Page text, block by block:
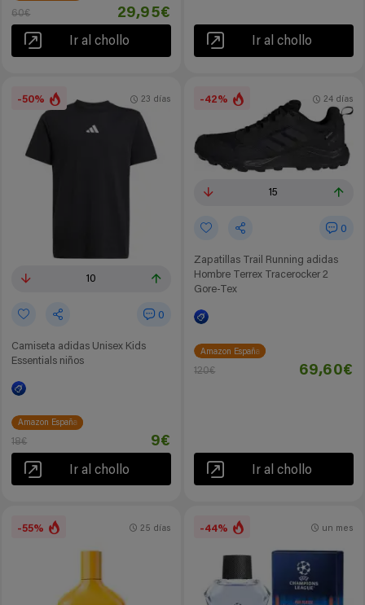
60€ 29,95€
Ir al chollo Ir al chollo
-50%
10
0
Camiseta adidas Unisex Kids
Essentials niños
23 días
Amazon España
18€ 9€
Ir al chollo
-42%
15
0
Zapatillas Trail Running adidas
Hombre Terrex Tracerocker 2
Gore-Tex
24 días
Amazon España
120€ 69,60€
Ir al chollo
-55% 25 días -44% un mes